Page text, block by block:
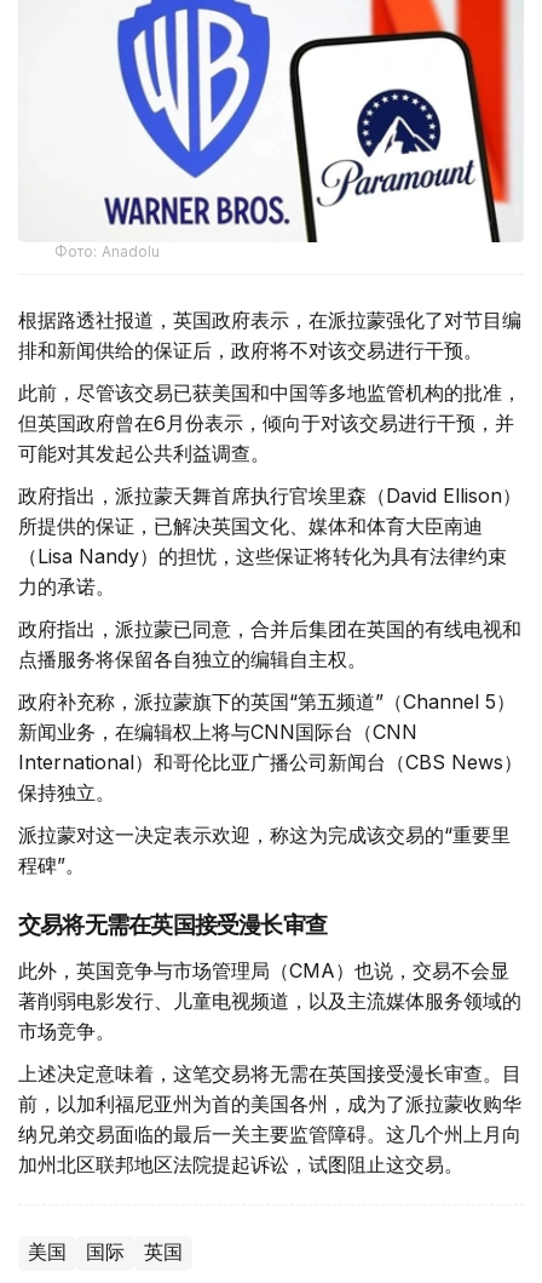
Фото: Аnadolu
根据路透社报道，英国政府表示，在派拉蒙强化了对节目编
排和新闻供给的保证后，政府将不对该交易进行干预。
此前，尽管该交易已获美国和中国等多地监管机构的批准，
但英国政府曾在6月份表示，倾向于对该交易进行干预，并
可能对其发起公共利益调查。
政府指出，派拉蒙天舞首席执行官埃里森（David Ellison）
所提供的保证，已解决英国文化、媒体和体育大臣南迪
（Lisa Nandy）的担忧，这些保证将转化为具有法律约束
力的承诺。
政府指出，派拉蒙已同意，合并后集团在英国的有线电视和
点播服务将保留各自独立的编辑自主权。
政府补充称，派拉蒙旗下的英国“第五频道”（Channel 5）
新闻业务，在编辑权上将与CNN国际台（CNN
International）和哥伦比亚广播公司新闻台（CBS News）
保持独立。
派拉蒙对这一决定表示欢迎，称这为完成该交易的“重要里
程碑”。
交易将无需在英国接受漫长审查
此外，英国竞争与市场管理局（CMA）也说，交易不会显
著削弱电影发行、儿童电视频道，以及主流媒体服务领域的
市场竞争。
上述决定意味着，这笔交易将无需在英国接受漫长审查。目
前，以加利福尼亚州为首的美国各州，成为了派拉蒙收购华
纳兄弟交易面临的最后一关主要监管障碍。这几个州上月向
加州北区联邦地区法院提起诉讼，试图阻止这交易。
美国 国际 英国